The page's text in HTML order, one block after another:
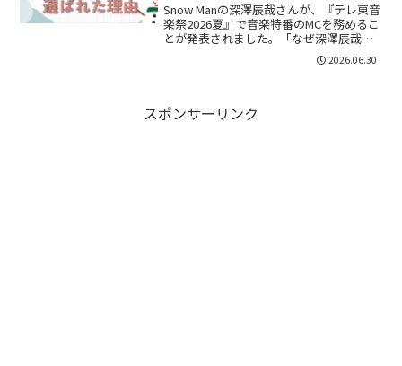
Snow Manの深澤辰哉さんが、『テレ東音
楽祭2026夏』で音楽特番のMCを務めるこ
とが発表されました。「なぜ深澤辰哉さ
んがMCに選ばれたの？」「音楽番組の
MCは初めて？」「見どころや見逃し配信
2026.06.30
スポンサーリンク